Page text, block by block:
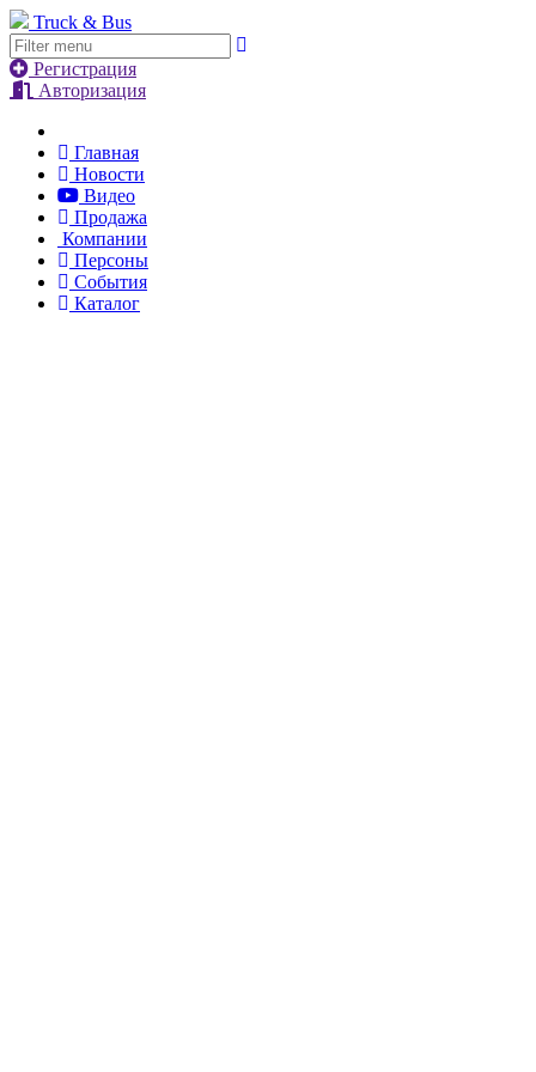
Truck & Bus
Регистрация
Авторизация
Главная
Новости
Видео
Продажа
Компании
Персоны
События
Каталог